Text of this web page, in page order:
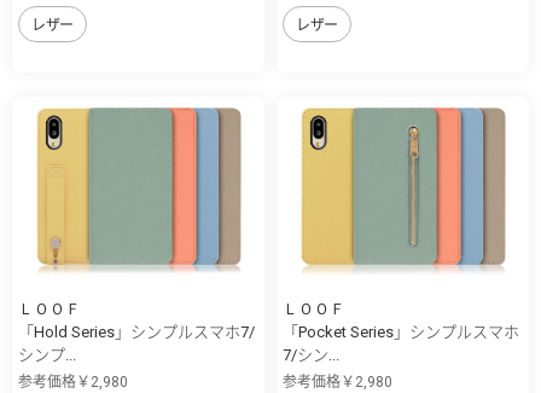
レザー レザー
ＬＯＯＦ
「Hold Series」シンプルスマホ7/
シンプ...
参考価格￥2,980
ＬＯＯＦ
「Pocket Series」シンプルスマホ
7/シン...
参考価格￥2,980